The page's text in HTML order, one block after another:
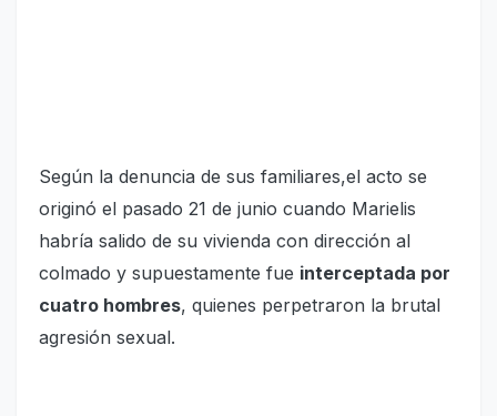
Según la denuncia de sus familiares,el acto se
originó el pasado 21 de junio cuando Marielis
habría salido de su vivienda con dirección al
colmado y supuestamente fue interceptada por
cuatro hombres, quienes perpetraron la brutal
agresión sexual.